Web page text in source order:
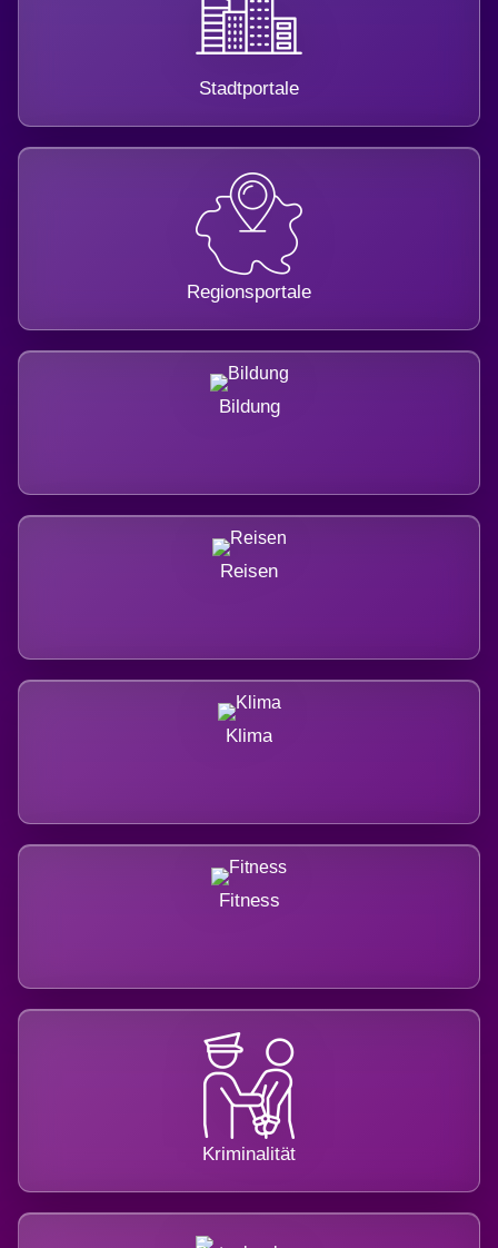
Stadtportale
Regionsportale
Bildung
Reisen
Klima
Fitness
Kriminalität